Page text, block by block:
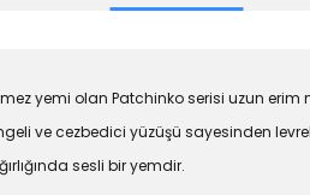
yemi olan Patchinko serisi uzun
ve cezbedici yüzüşü sayesinden
sesli bir yemdir.